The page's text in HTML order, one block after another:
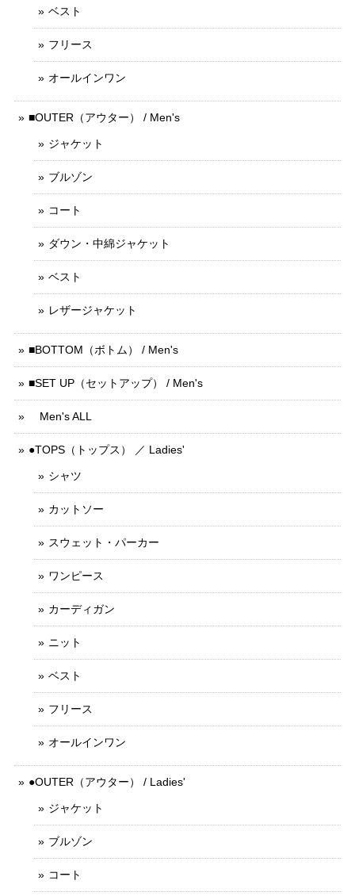
ベスト
フリース
オールインワン
■OUTER（アウター） / Men's
ジャケット
ブルゾン
コート
ダウン・中綿ジャケット
ベスト
レザージャケット
■BOTTOM（ボトム） / Men's
■SET UP（セットアップ） / Men's
Men's ALL
●TOPS（トップス） ／ Ladies'
シャツ
カットソー
スウェット・パーカー
ワンピース
カーディガン
ニット
ベスト
フリース
オールインワン
●OUTER（アウター） / Ladies'
ジャケット
ブルゾン
コート